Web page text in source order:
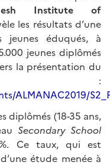
Institute of
les résultats d’une
jeunes éduqués, à
jeunes diplômés
la présentation du
:
ALMANAC2019/
diplômés (18-35 ans,
Secondary School
Ce taux, qui est
étude menée à